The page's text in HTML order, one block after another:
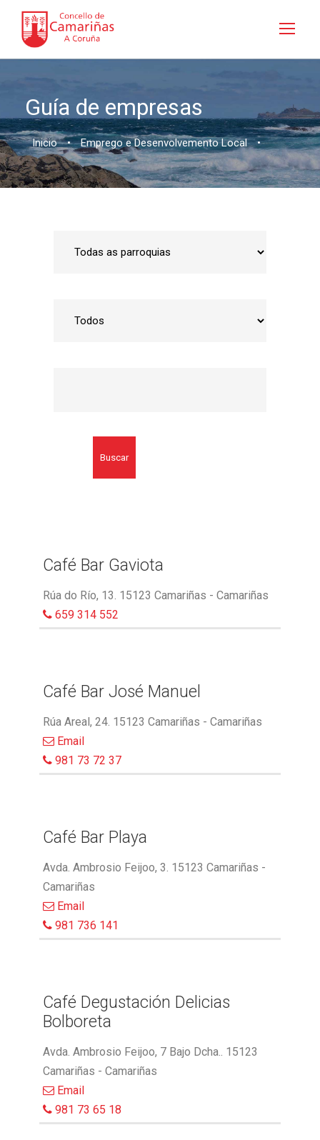
Guía de empresas
Inicio • Emprego e Desenvolvemento Local •
Buscar
Café Bar Gaviota
Rúa do Río, 13. 15123 Camariñas - Camariñas
659 314 552
Café Bar José Manuel
Rúa Areal, 24. 15123 Camariñas - Camariñas
Email
981 73 72 37
Café Bar Playa
Avda. Ambrosio Feijoo, 3. 15123 Camariñas -
Camariñas
Email
981 736 141
Café Degustación Delicias
Bolboreta
Avda. Ambrosio Feijoo, 7 Bajo Dcha.. 15123
Camariñas - Camariñas
Email
981 73 65 18